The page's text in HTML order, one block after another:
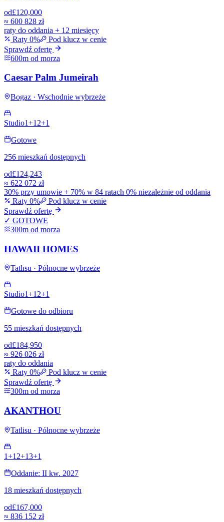
od£120,000
≈ 600 828 zł
raty do oddania + 12 miesięcy
Raty 0%
Pod klucz w cenie
Sprawdź ofertę
600m od morza
Caesar Palm Jumeirah
Bogaz · Wschodnie wybrzeże
Studio1+1 2+1
Gotowe
256 mieszkań dostępnych
od£124,243
≈ 622 072 zł
30% przy umowie + 70% w 84 ratach 0% niezależnie od oddania
Raty 0%
Pod klucz w cenie
Sprawdź ofertę
✓ GOTOWE
300m od morza
HAWAII HOMES
Tatlısu · Północne wybrzeże
Studio1+1 2+1
Gotowe do odbioru
55 mieszkań dostępnych
od£184,950
≈ 926 026 zł
raty do oddania
Raty 0%
Pod klucz w cenie
Sprawdź ofertę
300m od morza
AKANTHOU
Tatlisu · Północne wybrzeże
1+1 2+13+1
Oddanie: II kw. 2027
18 mieszkań dostępnych
od£167,000
≈ 836 152 zł